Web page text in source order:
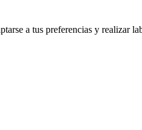
a tus preferencias y realizar